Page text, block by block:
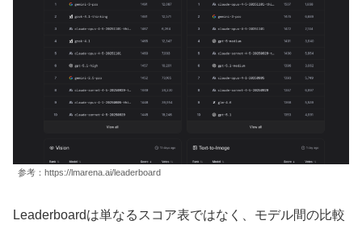
参考：https://lmarena.ai/leaderboard
Leaderboardは単なるスコア表ではなく、モデル間の比較